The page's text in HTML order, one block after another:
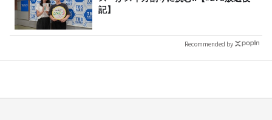
記】
Recommended by